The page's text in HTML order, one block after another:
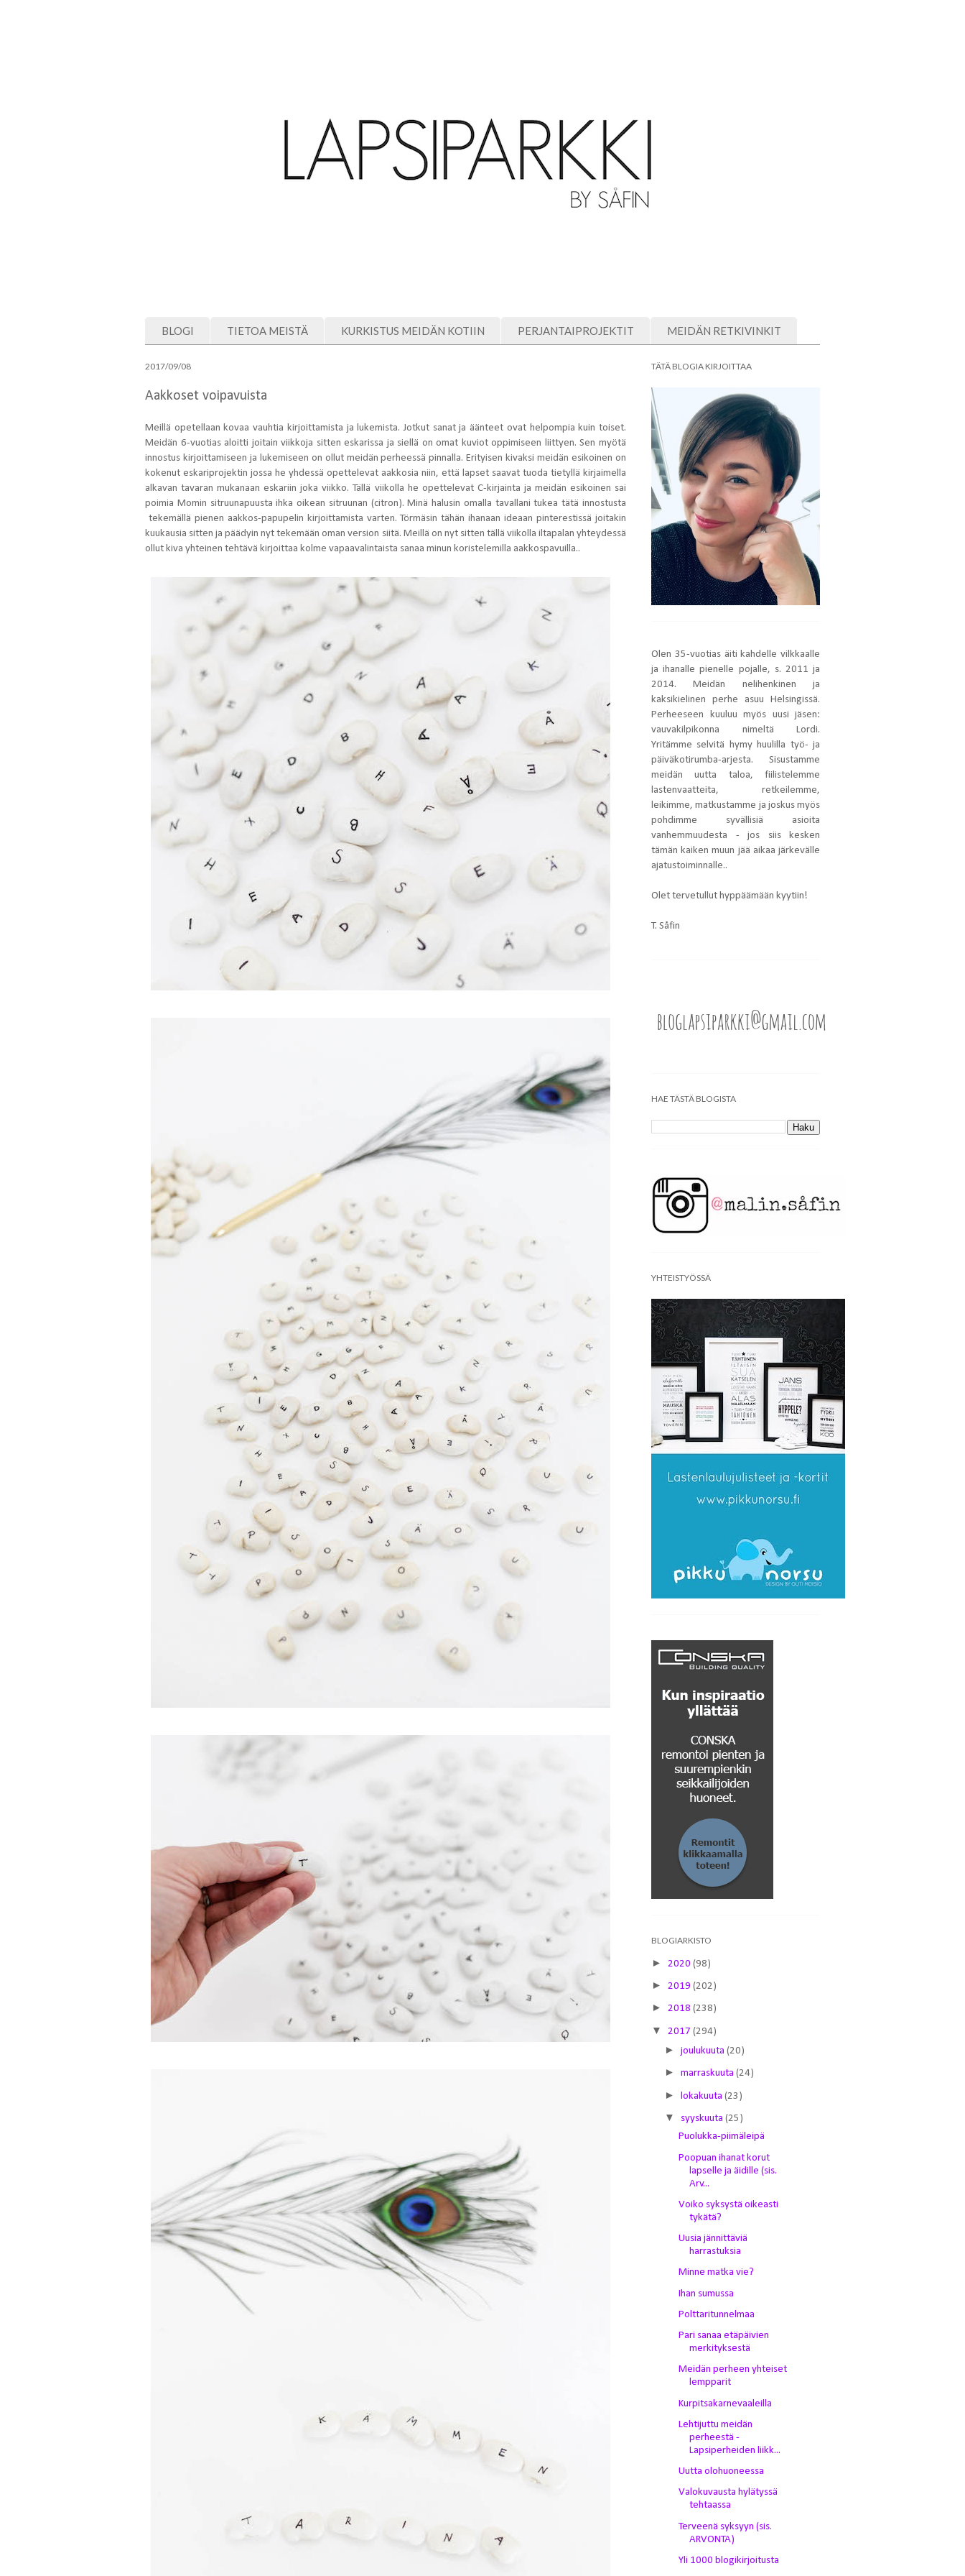
BLOGI TIETOA MEISTÄ KURKISTUS MEIDÄN KOTIIN PERJANTAIPROJEKTIT MEIDÄN RETKIVINKIT
2017/09/08
Aakkoset voipavuista
Meillä opetellaan kovaa vauhtia kirjoittamista ja lukemista. Jotkut sanat ja äänteet ovat helpompia kuin toiset.
Meidän 6-vuotias aloitti joitain viikkoja sitten eskarissa ja siellä on omat kuviot oppimiseen liittyen. Sen myötä
innostus kirjoittamiseen ja lukemiseen on ollut meidän perheessä pinnalla. Erityisen kivaksi meidän esikoinen on
kokenut eskariprojektin jossa he yhdessä opettelevat aakkosia niin, että lapset saavat tuoda tietyllä kirjaimella
alkavan tavaran mukanaan eskariin joka viikko. Tällä viikolla he opettelevat C-kirjainta ja meidän esikoinen sai
poimia Momin sitruunapuusta ihka oikean sitruunan (citron). Minä halusin omalla tavallani tukea tätä innostusta
tekemällä pienen aakkos-papupelin kirjoittamista varten. Törmäsin tähän ihanaan ideaan pinterestissä joitakin
kuukausia sitten ja päädyin nyt tekemään oman version siitä. Meillä on nyt sitten tällä viikolla iltapalan yhteydessä
ollut kiva yhteinen tehtävä kirjoittaa kolme vapaavalintaista sanaa minun koristelemilla aakkospavuilla..
TÄTÄ BLOGIA KIRJOITTAA
Olen 35-vuotias äiti kahdelle vilkkaalle
ja ihanalle pienelle pojalle, s. 2011 ja
2014. Meidän nelihenkinen ja
kaksikielinen perhe asuu Helsingissä.
Perheeseen kuuluu myös uusi jäsen:
vauvakilpikonna nimeltä Lordi.
Yritämme selvitä hymy huulilla työ- ja
päiväkotirumba-arjesta. Sisustamme
meidän uutta taloa, fiilistelemme
lastenvaatteita, retkeilemme,
leikimme, matkustamme ja joskus myös
pohdimme syvällisiä asioita
vanhemmuudesta - jos siis kesken
tämän kaiken muun jää aikaa järkevälle
ajatustoiminnalle..
Olet tervetullut hyppäämään kyytiin!
T. Såfin
HAE TÄSTÄ BLOGISTA
YHTEISTYÖSSÄ
BLOGIARKISTO
► 2020 (98)
► 2019 (202)
► 2018 (238)
▼ 2017 (294)
► joulukuuta (20)
► marraskuuta (24)
► lokakuuta (23)
▼ syyskuuta (25)
Puolukka-piimäleipä
Poopuan ihanat korut
lapselle ja äidille (sis.
Arv...
Voiko syksystä oikeasti
tykätä?
Uusia jännittäviä
harrastuksia
Minne matka vie?
Ihan sumussa
Polttaritunnelmaa
Pari sanaa etäpäivien
merkityksestä
Meidän perheen yhteiset
lempparit
Kurpitsakarnevaaleilla
Lehtijuttu meidän
perheestä -
Lapsiperheiden liikk...
Uutta olohuoneessa
Valokuvausta hylätyssä
tehtaassa
Terveenä syksyyn (sis.
ARVONTA)
Yli 1000 blogikirjoitusta